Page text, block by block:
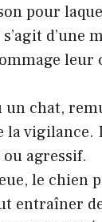
pour
s’agit
leur
chat,
la
agressif.
le chien
entraîner